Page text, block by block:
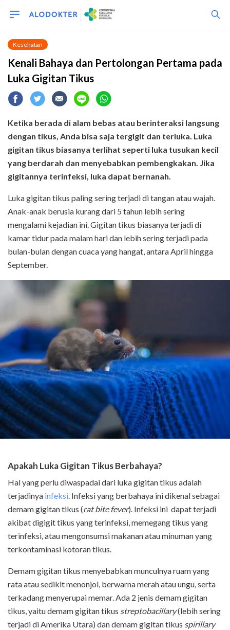
Kesehatan
Kenali Bahaya dan Pertolongan Pertama pada
Luka Gigitan Tikus
Ketika berada di alam bebas atau berinteraksi langsung
dengan tikus, Anda bisa saja tergigit dan terluka. Luka
gigitan tikus biasanya terlihat seperti luka tusukan kecil
yang berdarah dan menyebabkan pembengkakan. Jika
gigitannya terinfeksi, luka dapat bernanah.
Luka gigitan tikus paling sering terjadi di tangan atau wajah.
Anak-anak berusia kurang dari 5 tahun lebih sering
mengalami kejadian ini. Gigitan tikus biasanya terjadi di
kamar tidur pada malam hari dan lebih sering terjadi pada
bulan-bulan dengan cuaca yang hangat, antara April hingga
September.
Apakah Luka Gigitan Tikus Berbahaya?
Hal yang perlu diwaspadai dari luka gigitan tikus adalah
terjadinya infeksi. Infeksi yang berbahaya ini dikenal sebagai
demam gigitan tikus (rat bite fever). Infeksi ini dapat terjadi
akibat digigit tikus yang terinfeksi, memegang tikus yang
terinfeksi, atau mengonsumsi makanan atau minuman yang
terkontaminasi kotoran tikus.
Demam gigitan tikus menyebabkan munculnya ruam yang
rata atau sedikit menonjol, berwarna merah atau ungu, serta
terkadang menyerupai memar. Ada 2 jenis demam gigitan
tikus, yaitu demam gigitan tikus streptobacillary(lebih sering
terjadi di Amerika Utara) dan demam gigitan tikus spirillary